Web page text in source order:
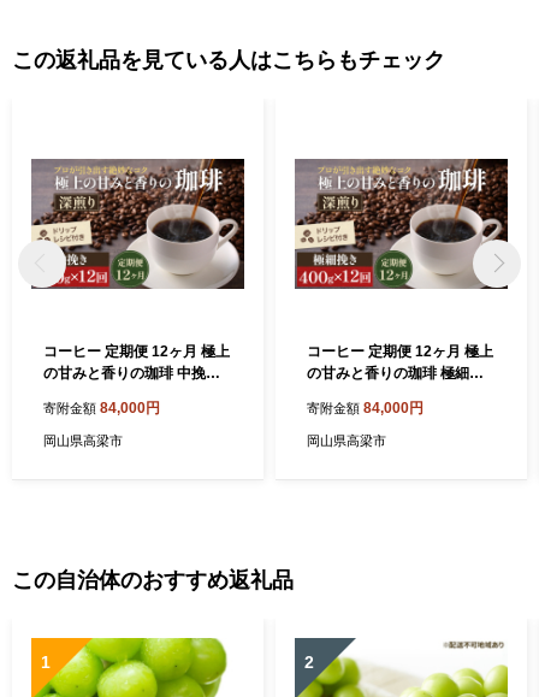
この返礼品を見ている人はこちらもチェック
コーヒー 定期便 12ヶ月 極上
の甘みと香りの珈琲 中挽き
リップのレシピ付き コーヒ
ー豆 コーヒー粉 ドリップコ
寄附金額 84,000円
岡山県高梁市
コーヒー 定期便 12ヶ月 極上
の甘みと香りの珈琲 極細挽
リップのレシピ付き コーヒ
ー豆 コーヒー粉 ドリップコ
寄附金額 84,000円
岡山県高梁市
この自治体のおすすめ返礼品
1 2